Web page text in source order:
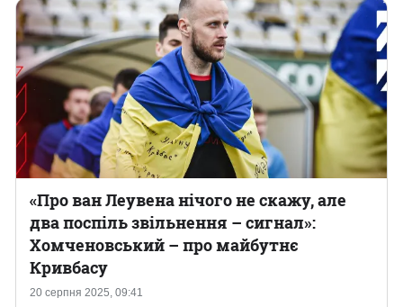
20 серпня 2025, 09:41
«Про ван Леувена нічого не скажу, але
два поспіль звільнення – сигнал»:
Хомченовський – про майбутнє
Кривбасу